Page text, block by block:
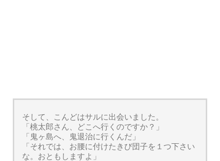
そして、こんどはサルに出会いました。
「桃太郎さん、どこへ行くのですか？」
「鬼ヶ島へ、鬼退治に行くんだ」
「それでは、お腰に付けたきび団子を１つ下さい
な。おともしますよ」